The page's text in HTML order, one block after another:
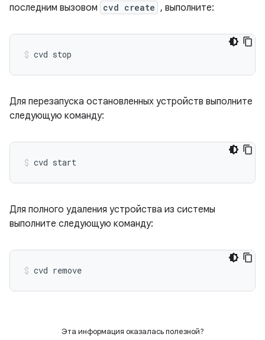
последним вызовом cvd create , выполните:
Для перезапуска остановленных устройств выполните
следующую команду:
Для полного удаления устройства из системы
выполните следующую команду:
Эта информация оказалась полезной?